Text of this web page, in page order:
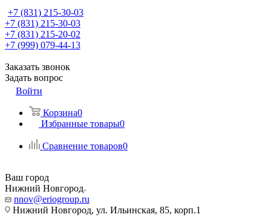
+7 (831) 215-30-03
+7 (831) 215-30-03
+7 (831) 215-20-02
+7 (999) 079-44-13
Заказать звонок
Задать вопрос
Войти
Корзина0
Избранные товары0
Сравнение товаров0
Ваш город
Нижний Новгород
nnov@eriogroup.ru
Нижний Новгород, ул. Ильинская, 85, корп.1